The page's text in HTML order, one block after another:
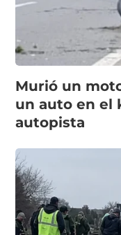
Murió un
un auto en el
autopista